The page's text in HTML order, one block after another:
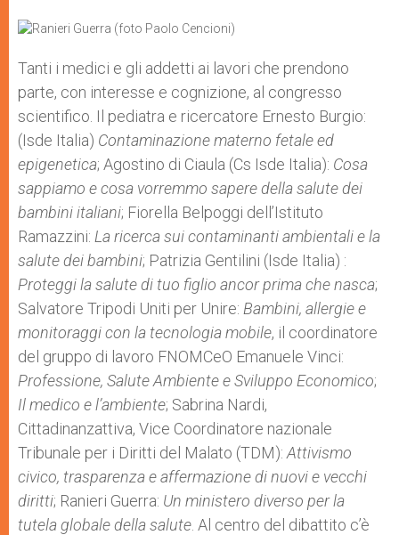
Tanti i medici e gli addetti ai lavori che prendono
parte, con interesse e cognizione, al congresso
scientifico. Il pediatra e ricercatore Ernesto Burgio:
(Isde Italia) Contaminazione materno fetale ed
epigenetica; Agostino di Ciaula (Cs Isde Italia): Cosa
sappiamo e cosa vorremmo sapere della salute dei
bambini italiani; Fiorella Belpoggi dell’Istituto
Ramazzini: La ricerca sui contaminanti ambientali e la
salute dei bambini; Patrizia Gentilini (Isde Italia) :
Proteggi la salute di tuo figlio ancor prima che nasca;
Salvatore Tripodi Uniti per Unire: Bambini, allergie e
monitoraggi con la tecnologia mobile, il coordinatore
del gruppo di lavoro FNOMCeO Emanuele Vinci:
Professione, Salute Ambiente e Sviluppo Economico;
Il medico e l’ambiente; Sabrina Nardi,
Cittadinanzattiva, Vice Coordinatore nazionale
Tribunale per i Diritti del Malato (TDM): Attivismo
civico, trasparenza e affermazione di nuovi e vecchi
diritti; Ranieri Guerra: Un ministero diverso per la
tutela globale della salute . Al centro del dibattito c’è